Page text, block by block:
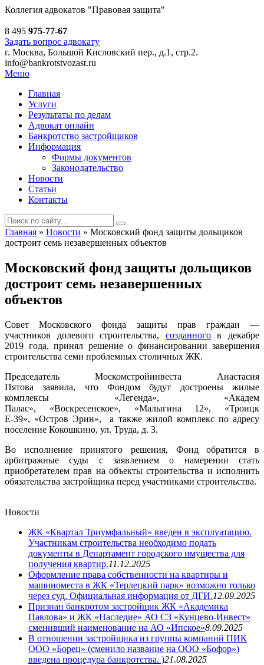
Коллегия адвокатов "Правовая защита"
8 495 975-77-67
Задать вопрос адвокату
г. Москва, Большой Кисловский пер., д.1, стр.2.
info@bankrotstvozast.ru
Меню
Главная
Услуги
Результаты по делам
Адвокат онлайн
Банкротство застройщиков
Информация
Формы документов
Законодательство
Новости
Статьи
Контакты
Главная » Новости » Московский фонд защиты дольщиков
достроит семь незавершенных объектов
Московский фонд защиты дольщиков
достроит семь незавершенных
объектов
Совет Московского фонда защиты прав граждан —
участников долевого строительства, созданногов декабре
2019 года, принял решение о финансировании завершения
строительства семи проблемных столичных ЖК.
Председатель Москомстройинвеста Анастасия
Пятова заявила, что Фондом будут достроены жилые
комплексы «Легенда», «Академ
Палас», «Воскресенское», «Малыгина 12», «Троицк
Е-39», «Остров Эрин», а также жилой комплекс по адресу
поселение Кокошкино, ул. Труда, д. 3.
Во исполнение принятого решения, Фонд обратится в
арбитражные суды с заявлением о намерении стать
приобретателем прав на объекты строительства и исполнить
обязательства застройщика перед участниками строительства.
Новости
ЖК «Квартал Триумфальный» введен в эксплуатацию.
Участникам строительства необходимо подать
документы в Департамент городского имущества для
получения квартир.11.12.2025
Оформление права собственности на квартиры и
машиноместа в ЖК «Терлецкий парк» возможно только
через суд. Официальная информация от ДГИ.12.09.2025
Признан банкротом застройщик ЖК «Академика
Павлова» и ЖК «Наследие» АО СЗ «Кунцево-Инвест»
сменивший наименование на АО «Ипское»8.09.2025
В отношении застройщика из группы компаний ПИК
ООО «Борец» (сменило название на ООО «Бофор»)
введена процедура банкротства. )21.08.2025